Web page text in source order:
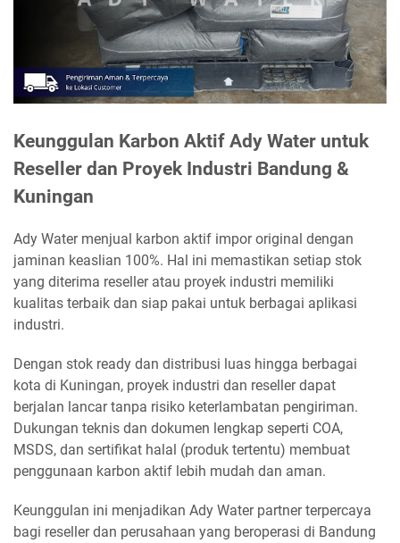
Keunggulan Karbon Aktif Ady Water untuk
Reseller dan Proyek Industri Bandung &
Kuningan
Ady Water menjual karbon aktif impor original dengan
jaminan keaslian 100%. Hal ini memastikan setiap stok
yang diterima reseller atau proyek industri memiliki
kualitas terbaik dan siap pakai untuk berbagai aplikasi
industri.
Dengan stok ready dan distribusi luas hingga berbagai
kota di Kuningan, proyek industri dan reseller dapat
berjalan lancar tanpa risiko keterlambatan pengiriman.
Dukungan teknis dan dokumen lengkap seperti COA,
MSDS, dan sertifikat halal (produk tertentu) membuat
penggunaan karbon aktif lebih mudah dan aman.
Keunggulan ini menjadikan Ady Water partner terpercaya
bagi reseller dan perusahaan yang beroperasi di Bandung